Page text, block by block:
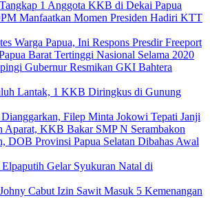
1 Anggota KKB di Dekai Papua
Manfaatkan Momen Presiden Hadiri KTT
Warga Papua, Ini Respons Presdir Freeport
Barat Tertinggi Nasional Selama 2020
Gubernur Resmikan GKI Bahtera
Lantak, 1 KKB Diringkus di Gunung
Dianggarkan, Filep Minta Jokowi Tepati Janji
Aparat, KKB Bakar SMP N Serambakon
DOB Provinsi Papua Selatan Dibahas Awal
Gelar Syukuran Natal di
Cabut Izin Sawit Masuk 5 Kemenangan